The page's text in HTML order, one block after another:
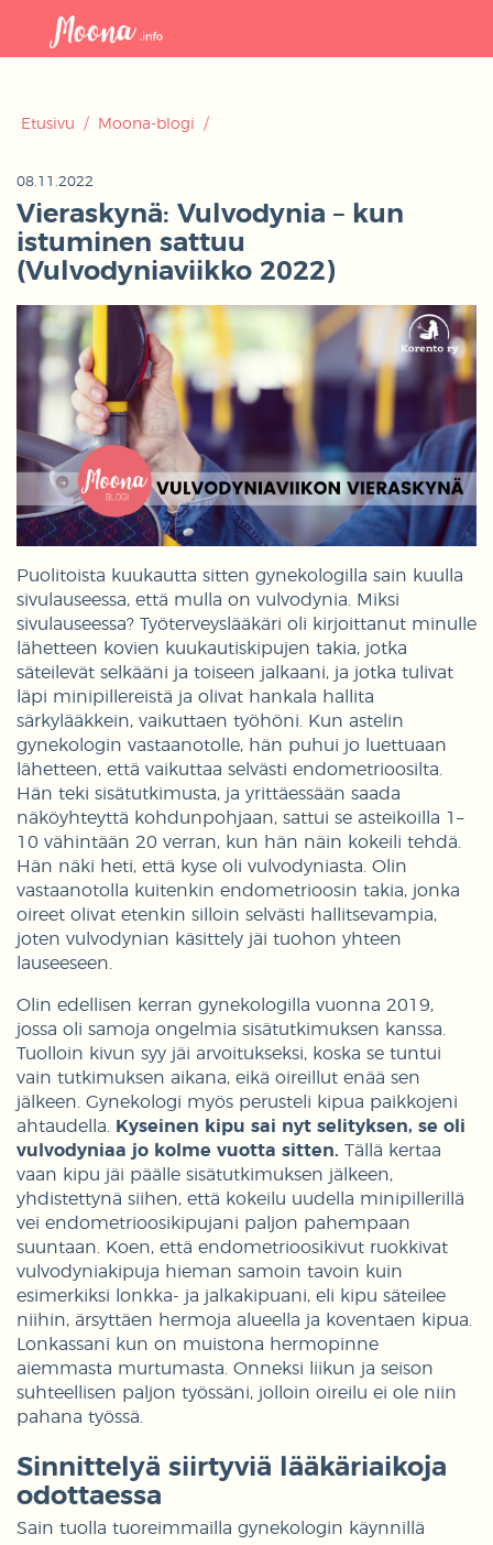
Etusivu / Moona-blogi /
08.11.2022
Vieraskynä: Vulvodynia – kun
istuminen sattuu
(Vulvodyniaviikko 2022)
Puolitoista kuukautta sitten gynekologilla sain kuulla
sivulauseessa, että mulla on vulvodynia. Miksi
sivulauseessa? Työterveyslääkäri oli kirjoittanut minulle
lähetteen kovien kuukautiskipujen takia, jotka
säteilevät selkääni ja toiseen jalkaani, ja jotka tulivat
läpi minipillereistä ja olivat hankala hallita
särkylääkkein, vaikuttaen työhöni. Kun astelin
gynekologin vastaanotolle, hän puhui jo luettuaan
lähetteen, että vaikuttaa selvästi endometrioosilta.
Hän teki sisätutkimusta, ja yrittäessään saada
näköyhteyttä kohdunpohjaan, sattui se asteikoilla 1–
10 vähintään 20 verran, kun hän näin kokeili tehdä.
Hän näki heti, että kyse oli vulvodyniasta. Olin
vastaanotolla kuitenkin endometrioosin takia, jonka
oireet olivat etenkin silloin selvästi hallitsevampia,
joten vulvodynian käsittely jäi tuohon yhteen
lauseeseen.
Olin edellisen kerran gynekologilla vuonna 2019,
jossa oli samoja ongelmia sisätutkimuksen kanssa.
Tuolloin kivun syy jäi arvoitukseksi, koska se tuntui
vain tutkimuksen aikana, eikä oireillut enää sen
jälkeen. Gynekologi myös perusteli kipua paikkojeni
ahtaudella. Kyseinen kipu sai nyt selityksen, se oli
vulvodyniaa jo kolme vuotta sitten. Tällä kertaa
vaan kipu jäi päälle sisätutkimuksen jälkeen,
yhdistettynä siihen, että kokeilu uudella minipillerillä
vei endometrioosikipujani paljon pahempaan
suuntaan. Koen, että endometrioosikivut ruokkivat
vulvodyniakipuja hieman samoin tavoin kuin
esimerkiksi lonkka- ja jalkakipuani, eli kipu säteilee
niihin, ärsyttäen hermoja alueella ja koventaen kipua.
Lonkassani kun on muistona hermopinne
aiemmasta murtumasta. Onneksi liikun ja seison
suhteellisen paljon työssäni, jolloin oireilu ei ole niin
pahana työssä.
Sinnittelyä siirtyviä lääkäriaikoja
odottaessa
Sain tuolla tuoreimmailla gynekologin käynnillä